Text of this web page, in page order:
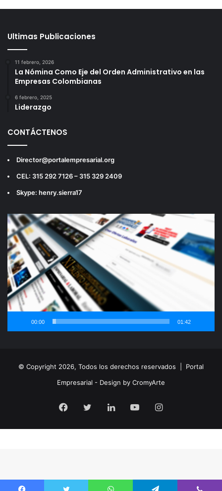
Ultimas Publicaciones
11 febrero, 2026
La Nómina Como Eje del Orden Administrativo en las
Empresas Colombianas
6 febrero, 2025
Liderazgo
CONTÁCTENOS
Director@portalempresarial.org
CEL: 315 292 7126 – 315 329 2409
Skype: henry.sierra17
Reproductor
de
vídeo
00:00 01:42
© Copyright 2026, Todos los derechos reservados | Portal
Empresarial - Design by CromyArte
Facebook
TwitterLinkedInYouTubeInstagram